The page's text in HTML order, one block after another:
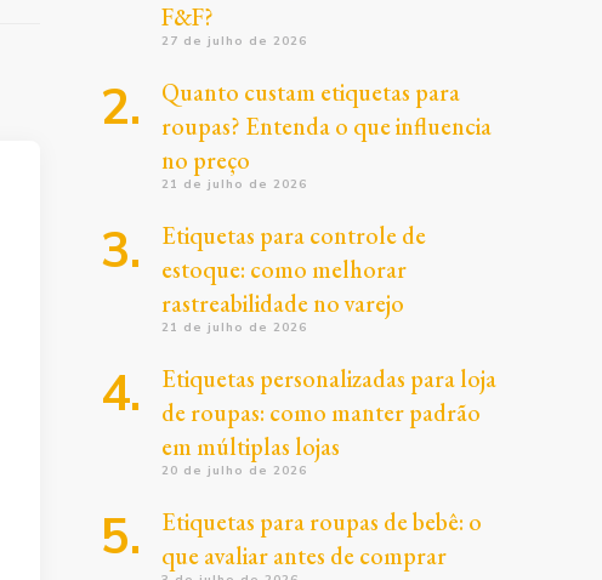
F&F?
27 de julho de 2026
Quanto custam etiquetas para
roupas? Entenda o que influencia
no preço
21 de julho de 2026
Etiquetas para controle de
estoque: como melhorar
rastreabilidade no varejo
21 de julho de 2026
Etiquetas personalizadas para loja
de roupas: como manter padrão
em múltiplas lojas
20 de julho de 2026
Etiquetas para roupas de bebê: o
que avaliar antes de comprar